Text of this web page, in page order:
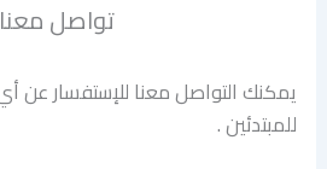
تواصل معنا
للمبتدئين .